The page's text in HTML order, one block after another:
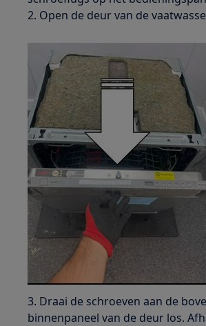
2. Open de deur van de
3. Draai de schroeven aan de
binnenpaneel van de deur los.